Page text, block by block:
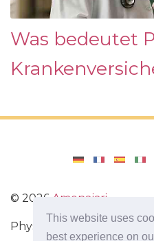
This website uses
best experience on
Was bedeutet
© 2026 Amenajari
Physische Übungen.